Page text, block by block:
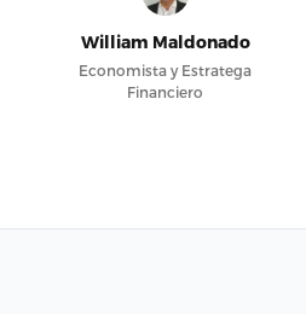
William Maldonado
Economista y Estratega
Financiero